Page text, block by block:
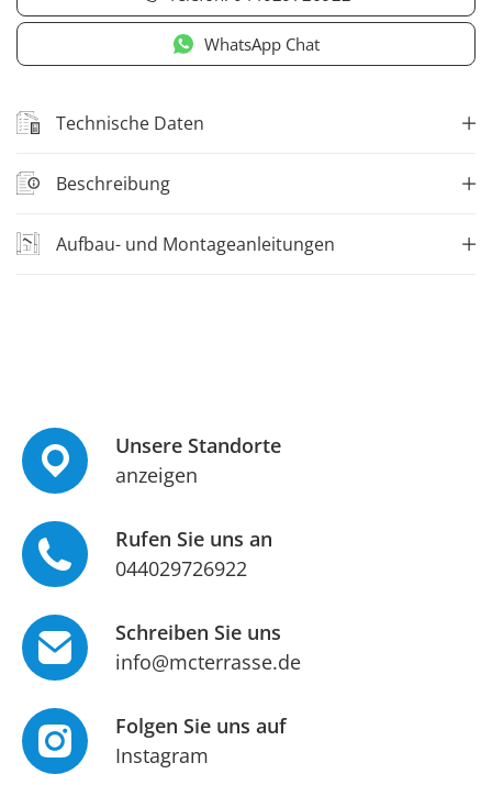
WhatsApp Chat
Technische Daten
Beschreibung
Aufbau- und Montageanleitungen
Unsere Standorte
anzeigen
Rufen Sie uns an
044029726922
Schreiben Sie uns
info@mcterrasse.de
Folgen Sie uns auf
Instagram